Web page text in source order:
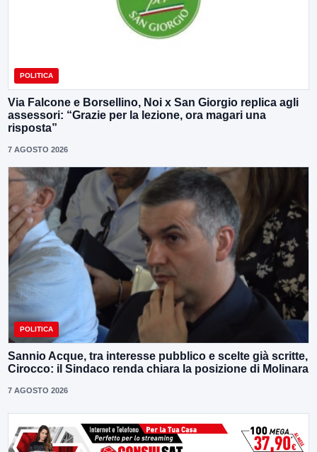
POLITICA
Via Falcone e Borsellino, Noi x San Giorgio replica agli
assessori: “Grazie per la lezione, ora magari una
risposta”
7 AGOSTO 2026
POLITICA
Sannio Acque, tra interesse pubblico e scelte già scritte,
Cirocco: il Sindaco renda chiara la posizione di Molinara
7 AGOSTO 2026